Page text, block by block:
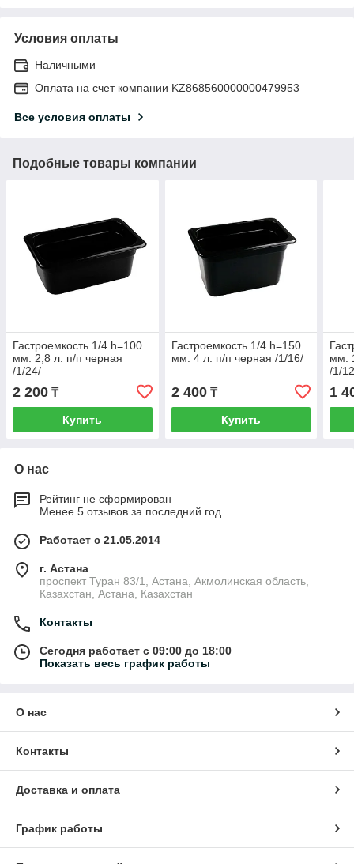
Условия оплаты
Наличными
Оплата на счет компании KZ868560000000479953
Все условия оплаты
Подобные товары компании
Гастроемкость 1/4 h=100
мм. 2,8 л. п/п черная
/1/24/
2 200 ₸
Купить
Гастроемкость 1/4 h=150
мм. 4 л. п/п черная /1/16/
2 400₸
Купить
мм.
/1/
1
О нас
Рейтинг не сформирован
Менее 5 отзывов за последний год
Работает с 21.05.2014
г. Астана
проспект Туран 83/1, Астана, Акмолинская область,
Казахстан, Астана, Казахстан
Контакты
Сегодня работает с 09:00 до 18:00
Показать весь график работы
О нас
Контакты
Доставка и оплата
График работы